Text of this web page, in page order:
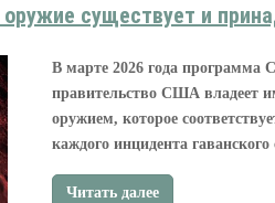
оружие существует и
В марте 2026 года программа
правительство США владеет
оружием, которое
каждого инцидента
Читать далее